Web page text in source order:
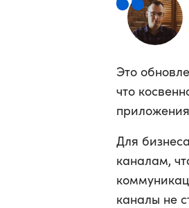
Это
что
Для
каналам,
каналы не